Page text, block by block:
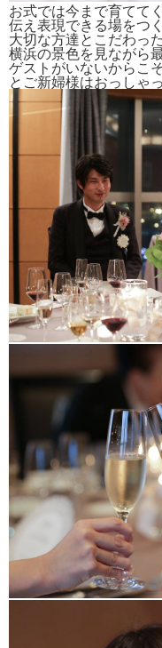
お式では今まで育てて
伝え表現できる場をつ
大切な方達とこだわっ
横浜の景色を見ながら
ゲストがいないからこ
とご新婦様はおっしゃ